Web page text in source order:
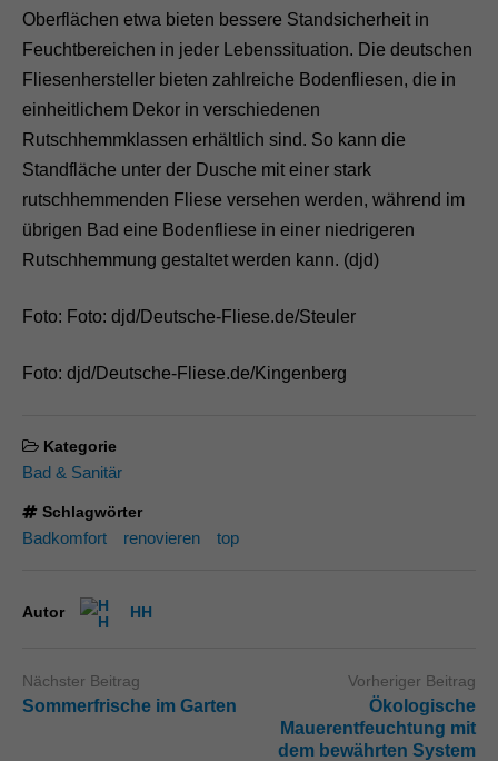
Oberflächen etwa bieten bessere Standsicherheit in
Feuchtbereichen in jeder Lebenssituation. Die deutschen
Fliesenhersteller bieten zahlreiche Bodenfliesen, die in
einheitlichem Dekor in verschiedenen
Rutschhemmklassen erhältlich sind. So kann die
Standfläche unter der Dusche mit einer stark
rutschhemmenden Fliese versehen werden, während im
übrigen Bad eine Bodenfliese in einer niedrigeren
Rutschhemmung gestaltet werden kann. (djd)
Foto: Foto: djd/Deutsche-Fliese.de/Steuler
Foto: djd/Deutsche-Fliese.de/Kingenberg
Kategorie
Bad & Sanitär
Schlagwörter
Badkomfort renovieren top
Autor HH
Nächster Beitrag
Sommerfrische im Garten
Vorheriger Beitrag
Ökologische
Mauerentfeuchtung mit
dem bewährten System